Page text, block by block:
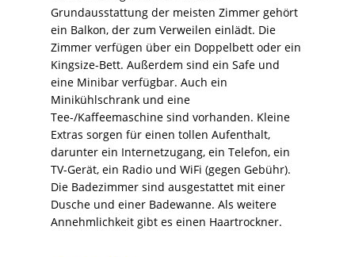
Grundausstattung der meisten Zimmer gehört
ein Balkon, der zum Verweilen einlädt. Die
Zimmer verfügen über ein Doppelbett oder ein
Kingsize-Bett. Außerdem sind ein Safe und
eine Minibar verfügbar. Auch ein
Minikühlschrank und eine
Tee-/Kaffeemaschine sind vorhanden. Kleine
Extras sorgen für einen tollen Aufenthalt,
darunter ein Internetzugang, ein Telefon, ein
TV-Gerät, ein Radio und WiFi (gegen Gebühr).
Die Badezimmer sind ausgestattet mit einer
Dusche und einer Badewanne. Als weitere
Annehmlichkeit gibt es einen Haartrockner.